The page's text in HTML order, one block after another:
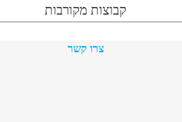
קבוצות מקורבות
צרו קשר